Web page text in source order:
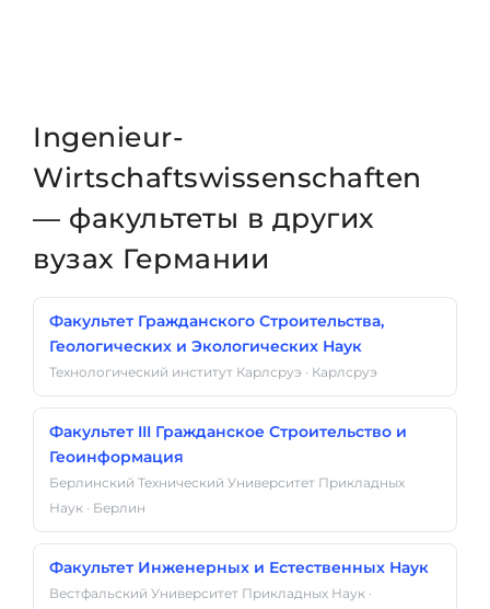
Ingenieur-
Wirtschaftswissenschaften
— факультеты в других
вузах Германии
Факультет Гражданского Строительства,
Геологических и Экологических Наук
Технологический институт Карлсруэ · Карлсруэ
Факультет III Гражданское Строительство и
Геоинформация
Берлинский Технический Университет Прикладных
Наук · Берлин
Факультет Инженерных и Естественных Наук
Вестфальский Университет Прикладных Наук ·